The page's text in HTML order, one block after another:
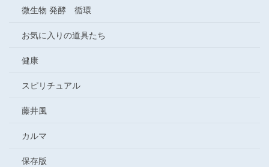
微生物 発酵 循環
お気に入りの道具たち
健康
スピリチュアル
藤井風
カルマ
保存版